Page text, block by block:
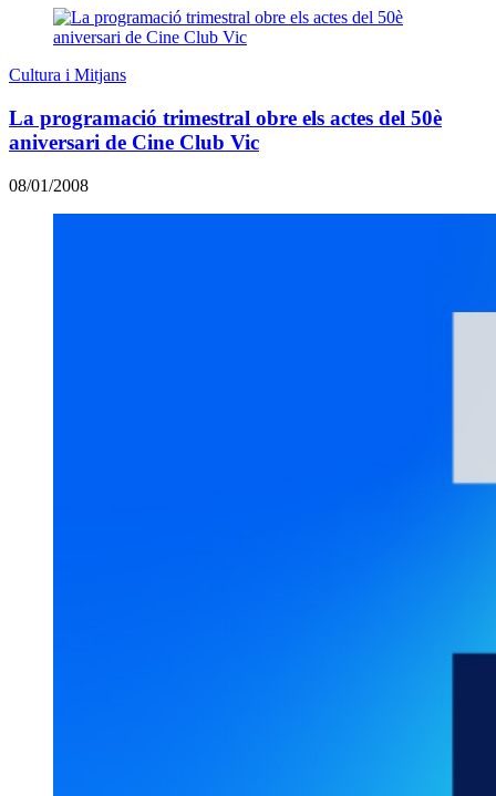
Cultura i Mitjans
La programació trimestral obre els actes del 50è
aniversari de Cine Club Vic
08/01/2008